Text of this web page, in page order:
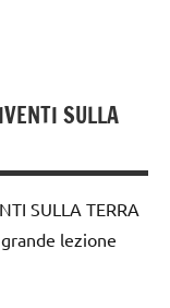
SULLA
SULLA TERRA
lezione